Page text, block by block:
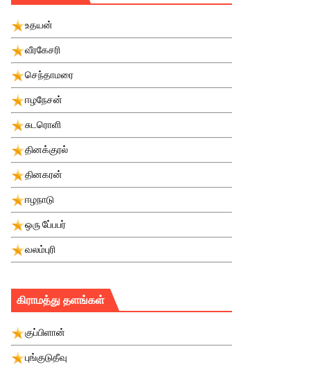
உதயன்
வீரகேசரி
செந்தாமரை
ஈழநேசன்
சுடரொளி
தினக்குரல்
தினகரன்
ஈழநாடு
ஒரு பே்பபர்
வலம்புரி
கிராமத்து தளங்கள்
குப்பிளான்
புங்குடுதீவு